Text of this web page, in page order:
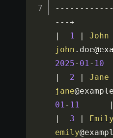
- -- -- -- -- --
- --+
1 John
john .
2025- 01- 10
2 Jane
jane@example
01- 11
3 Emily
emily